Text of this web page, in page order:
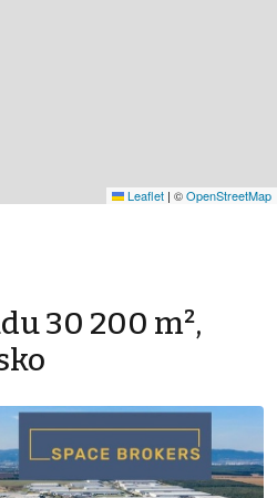
Leaflet | ©OpenStreetMap
30 200 m²,